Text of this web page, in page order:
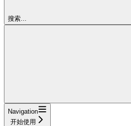
搜索...
Navigation
开始使用